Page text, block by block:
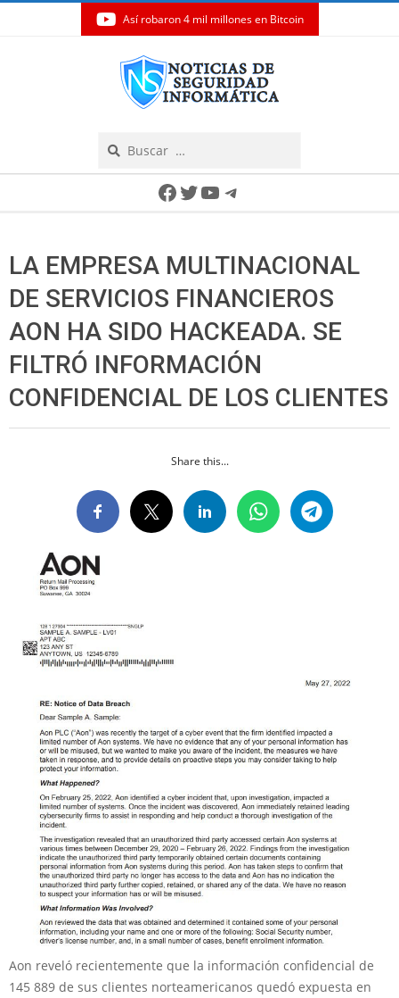
Así robaron 4 mil millones en Bitcoin
Facebook
Twitter
YouTube
Telegram
LA EMPRESA MULTINACIONAL
DE SERVICIOS FINANCIEROS
AON HA SIDO HACKEADA. SE
FILTRÓ INFORMACIÓN
CONFIDENCIAL DE LOS CLIENTES
Share this...
Aon reveló recientemente que la información confidencial de
145 889 de sus clientes norteamericanos quedó expuesta en